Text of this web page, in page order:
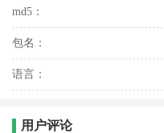
md5：
包名：
语言：
用户评论